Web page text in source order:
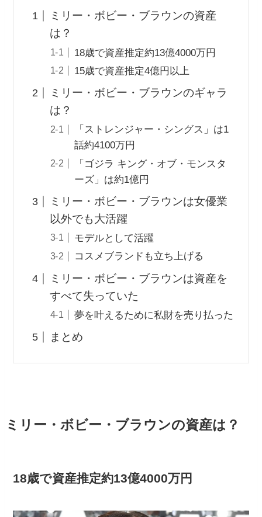
ミリー・ボビー・ブラウンの資産
は？
18歳で資産推定約13億4000万円
15歳で資産推定4億円以上
ミリー・ボビー・ブラウンのギャラ
は？
「ストレンジャー・シングス」は1
話約4100万円
「ゴジラ キング・オブ・モンスタ
ーズ」は約1億円
ミリー・ボビー・ブラウンは女優業
以外でも大活躍
モデルとして活躍
コスメブランドも立ち上げる
ミリー・ボビー・ブラウンは資産を
すべて失っていた
夢を叶えるために私財を売り払った
まとめ
ミリー・ボビー・ブラウンの資産は？
18歳で資産推定約13億4000万円